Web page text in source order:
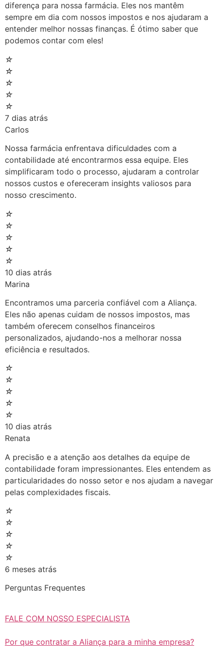
diferença para nossa farmácia. Eles nos mantêm
sempre em dia com nossos impostos e nos ajudaram a
entender melhor nossas finanças. É ótimo saber que
podemos contar com eles!
☆
☆
☆
☆
☆
7 dias atrás
Carlos
Nossa farmácia enfrentava dificuldades com a
contabilidade até encontrarmos essa equipe. Eles
simplificaram todo o processo, ajudaram a controlar
nossos custos e ofereceram insights valiosos para
nosso crescimento.
☆
☆
☆
☆
☆
10 dias atrás
Marina
Encontramos uma parceria confiável com a Aliança.
Eles não apenas cuidam de nossos impostos, mas
também oferecem conselhos financeiros
personalizados, ajudando-nos a melhorar nossa
eficiência e resultados.
☆
☆
☆
☆
☆
10 dias atrás
Renata
A precisão e a atenção aos detalhes da equipe de
contabilidade foram impressionantes. Eles entendem as
particularidades do nosso setor e nos ajudam a navegar
pelas complexidades fiscais.
☆
☆
☆
☆
☆
6 meses atrás
Perguntas Frequentes
FALE COM NOSSO ESPECIALISTA
Por que contratar a Aliança para a minha empresa?